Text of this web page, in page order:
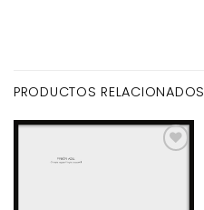
PRODUCTOS RELACIONADOS